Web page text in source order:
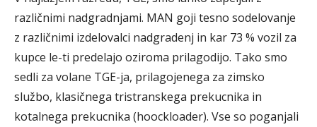
različnimi nadgradnjami. MAN goji tesno sodelovanje
z različnimi izdelovalci nadgradenj in kar 73 % vozil za
kupce le-ti predelajo oziroma prilagodijo. Tako smo
sedli za volane TGE-ja, prilagojenega za zimsko
službo, klasičnega tristranskega prekucnika in
kotalnega prekucnika (hoockloader). Vse so poganjali